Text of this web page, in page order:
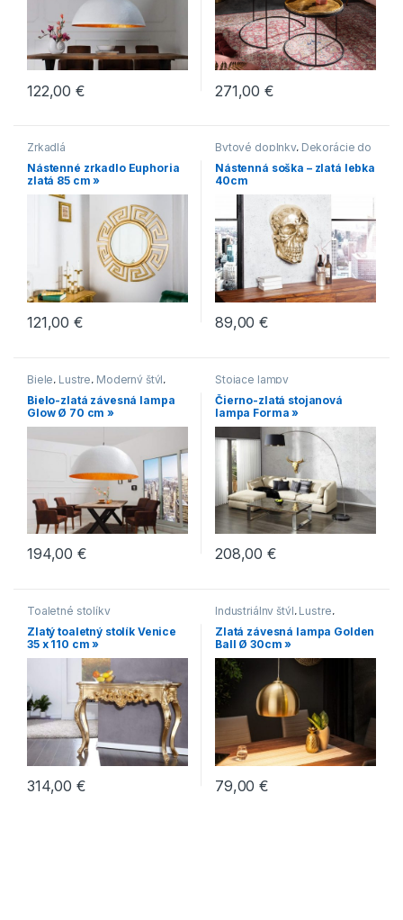
122,00€ 271,00€
Zrkadlá
Nástenné zrkadlo Euphoria
zlatá 85 cm »
121,00€
Bytové doplnky, Dekorácie do
bytu
Nástenná soška – zlatá lebka
40cm
89,00€
Biele, Lustre, Moderný štýl,
Zlaté
Bielo-zlatá závesná lampa
Glow Ø 70 cm »
194,00€
Stojace lampy
Čierno-zlatá stojanová
lampa Forma »
208,00€
Toaletné stolíky
Zlatý toaletný stolík Venice
35 x 110 cm »
314,00€
Industriálny štýl, Lustre,
Moderný štýl, Novinky,
Svietidlá,Zlaté
Zlatá závesná lampa Golden
Ball Ø 30cm »
79,00€